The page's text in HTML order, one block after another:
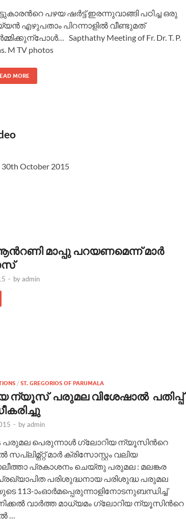
പഴയ ഷര്‍ട്ട് ഇരന്നുവാങ്ങി പഠിച്ച ഒരു
എഴുപതാം പിറന്നാളില്‍ വീണ്ടുമത്
Sapthathy Meeting of Fr. Dr. T. P.
M TV photos
MORE
30th October 2015
മാപ്പു പറയണമെന്ന് മാര്‍
- byadmin
/ ST. GREGORIOS OF PARUMALA
ന്യൂസ്‌ പരുമല വിശേഷാൽ പതിപ്പ്
- byadmin
പരുമല പെരുന്നാൾ ഗ്ലോറിയ ന്യൂസിൻറെ
മാര്‍ ക്രിസോസ്റ്റം വലിയ
പ്രകാശനം ചെയ്തു പരുമല : മലങ്കര
പരിശുദ്ധനായ പരിശുദ്ധ പരുമല
113-ാംഓര്‍മപ്പെരുന്നാളിനോടനുബന്ധിച്ച്
വാർത്ത‍ മാധ്യമം ഗ്ലോറിയ ന്യൂസിൻറെ
…